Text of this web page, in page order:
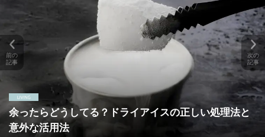
余ったらどうしてる？ドライアイスの正しい処理法と
意外な活用法
前の
記事
次の
記事